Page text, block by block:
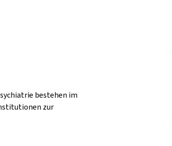
bestehen im
zur